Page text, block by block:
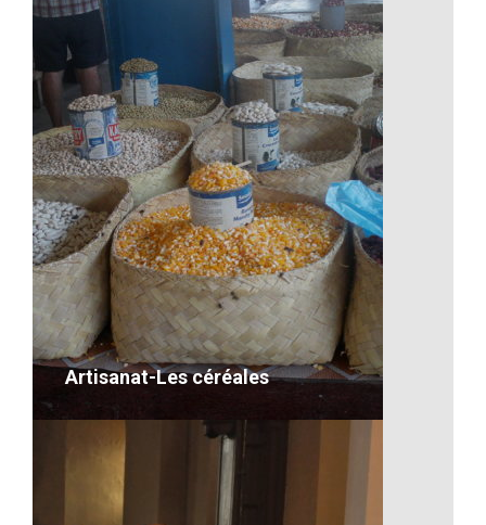
Les bananes de Madagascar
VOIR LE DÉTAIL
Artisanat-Les céréales